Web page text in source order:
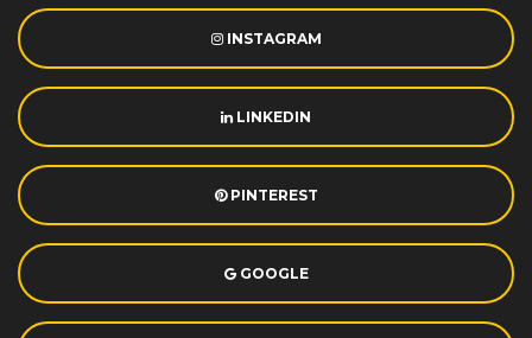
INSTAGRAM
LINKEDIN
PINTEREST
GOOGLE